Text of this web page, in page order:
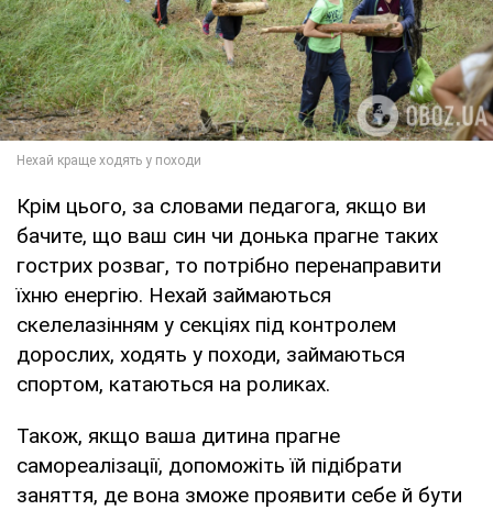
Крім цього, за словами педагога, якщо ви
бачите, що ваш син чи донька прагне таких
гострих розваг, то потрібно перенаправити
їхню енергію. Нехай займаються
скелелазінням у секціях під контролем
дорослих, ходять у походи, займаються
спортом, катаються на роликах.
Також, якщо ваша дитина прагне
самореалізації, допоможіть їй підібрати
заняття, де вона зможе проявити себе й бути